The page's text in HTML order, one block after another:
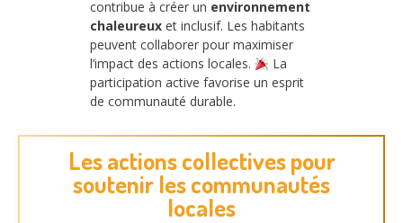
contribue à créer un environnement
chaleureux et inclusif. Les habitants
peuvent collaborer pour maximiser
l’impact des actions locales.
La
participation active favorise un esprit
de communauté durable.
Les actions collectives pour
soutenir les communautés
locales